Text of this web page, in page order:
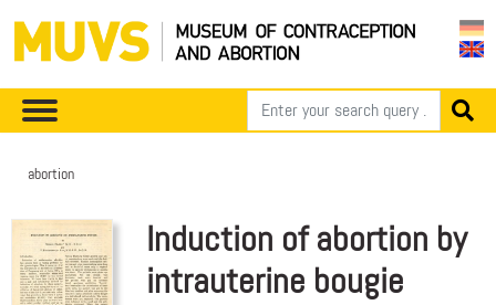
abortion
Induction of abortion by
intrauterine bougie